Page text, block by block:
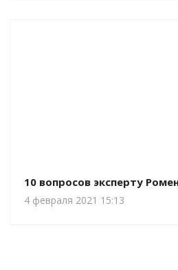
10 вопросов эксперту
4 февраля 2021 15:13